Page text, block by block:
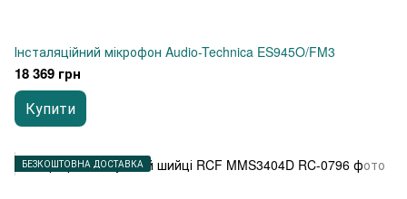
Інсталяційний мікрофон Audio-Technica ES945O/FM3
18 369 грн
Купити
БЕЗКОШТОВНА ДОСТАВКА